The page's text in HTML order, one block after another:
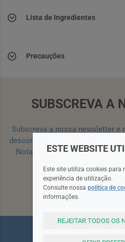
Lista de Ingredientes
Precauções
SUBSCREVA A
Subscreva a nossa newsletter e
desconto para a sua próxima
Nota: Para receber o cupão
ESTE WEBSITE
Este site utiliza cookies para
experiência de utilização.
Consulte nossa política de
informações.
REJEITAR TODOS OS